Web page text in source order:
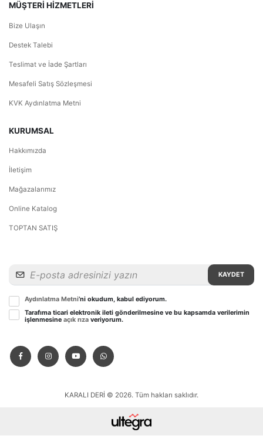
MÜŞTERİ HİZMETLERİ
Bize Ulaşın
Destek Talebi
Teslimat ve İade Şartları
Mesafeli Satış Sözleşmesi
KVK Aydınlatma Metni
KURUMSAL
Hakkımızda
İletişim
Mağazalarımız
Online Katalog
TOPTAN SATIŞ
KAYDET
Aydınlatma Metni’ni okudum, kabul ediyorum.
Tarafıma ticari elektronik ileti gönderilmesine ve bu kapsamda verilerimin
işlenmesine açık rıza veriyorum.
KARALI DERİ © 2026. Tüm hakları saklıdır.